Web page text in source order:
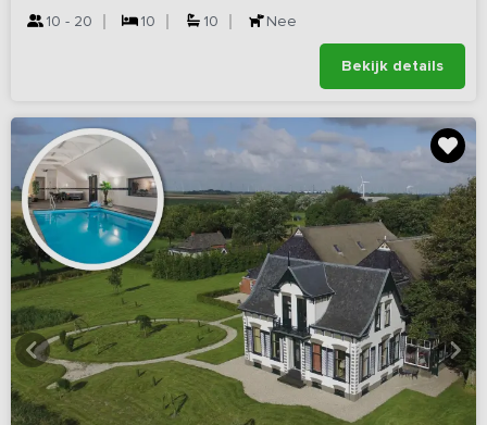
10 - 20 10 10 Nee
Bekijk details